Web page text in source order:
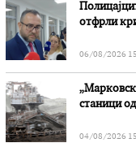
отфрли
06/08/2026
станици
04/08/2026